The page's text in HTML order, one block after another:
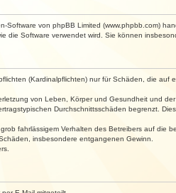
Software von phpBB Limited (www.phpbb.com)
Software verwendet wird. Sie können
(Kardinalpflichten) nur für Schäden, die auf
von Leben, Körper und Gesundheit und
Durchschnittsschäden begrenzt.
fahrlässigem Verhalten des Betreibers auf die
insbesondere entgangenen Gewinn.